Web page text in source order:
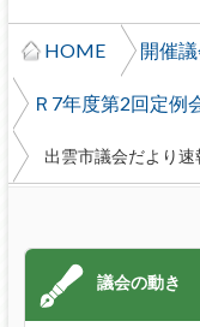
HOME 開催
Ｒ7年度第2回定例
出雲市議会だより速